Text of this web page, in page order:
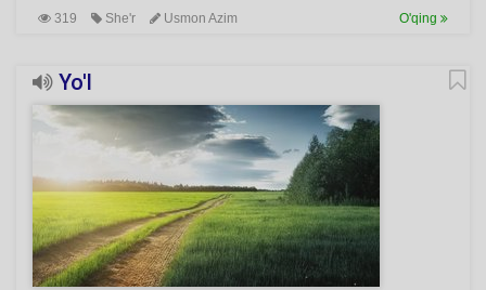
319 She'r Usmon Azim O'qing
Yo'l